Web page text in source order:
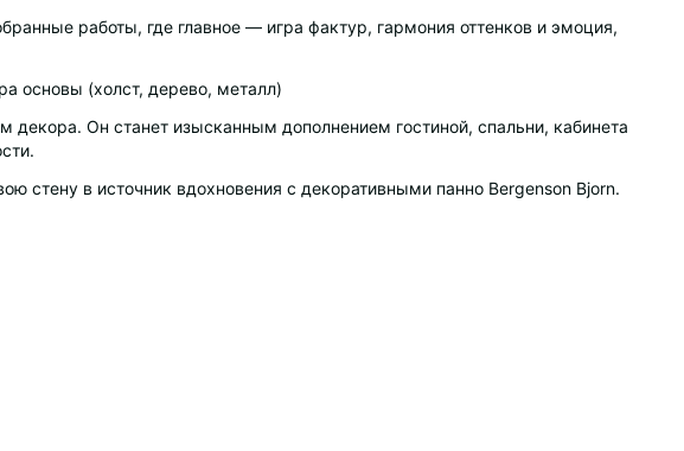
работы, где главное — игра фактур, гармония оттенков и эмоция,
основы (холст, дерево, металл)
Он станет изысканным дополнением гостиной, спальни, кабинета
стену в источник вдохновения с декоративными панно Bergenson Bjorn.